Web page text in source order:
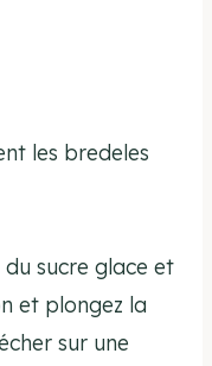
les bredeles
du sucre glace et
et plongez la
sur une